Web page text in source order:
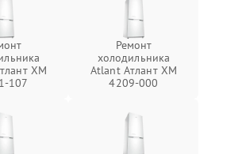
ХМ
107
Ремонт
холодильника
Atlant Атлант ХМ
4209-000